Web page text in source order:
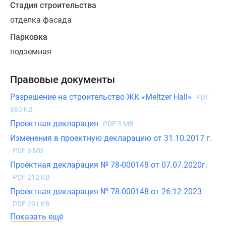
секции
комплекса.
В
дизайн
холлов
и
входных
Отделка
мест
общего
пользования
выразительная:
мраморные
панели
Стадия строительства
отделка фасада
Парковка
подземная
Правовые документы
Разрешение на строительство ЖК «Meltzer Hall»
PDF
883 KB
Проектная декларация PDF 3 MB
Изменения в проектную декларацию от 31.10.2017 г.
PDF 8 MB
Проектная декларация № 78-000148 от 07.07.2020г.
PDF 212 KB
Проектная декларация № 78-000148 от 26.12.2023
PDF 291 KB
Показать ещё